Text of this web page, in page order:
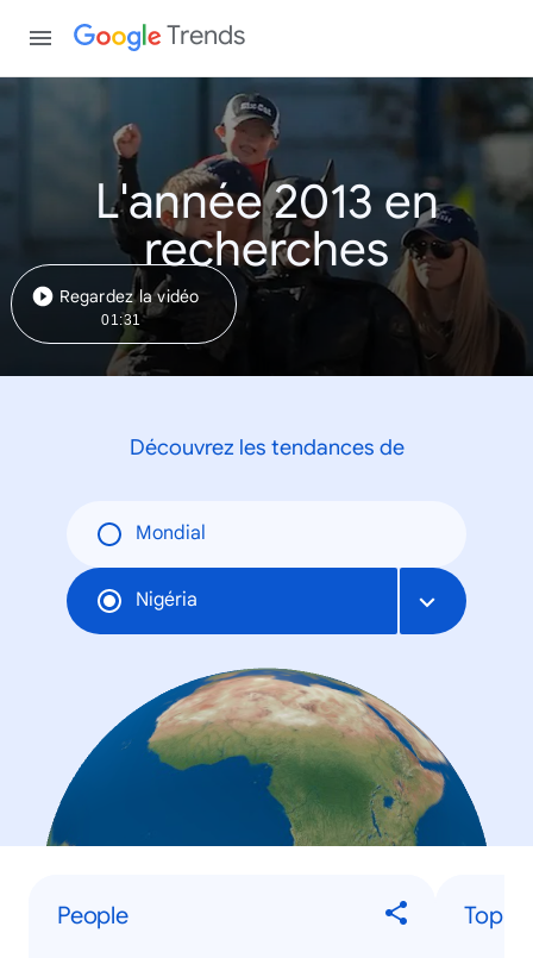
Trends
L'année 2013 en
recherches
Regardez la vidéo
01:31
Découvrez les tendances de
Mondial
Nigéria
People
Top